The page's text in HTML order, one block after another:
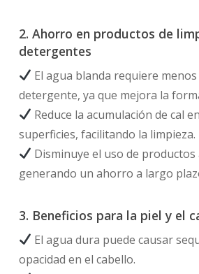
2. Ahorro en productos de
detergentes
El agua blanda requiere
detergente, ya que mejora la
Reduce la acumulación de cal
superficies, facilitando la limpieza.
Disminuye el uso de productos
generando un ahorro a largo
3. Beneficios para la piel y el
El agua dura puede causar
opacidad en el cabello.